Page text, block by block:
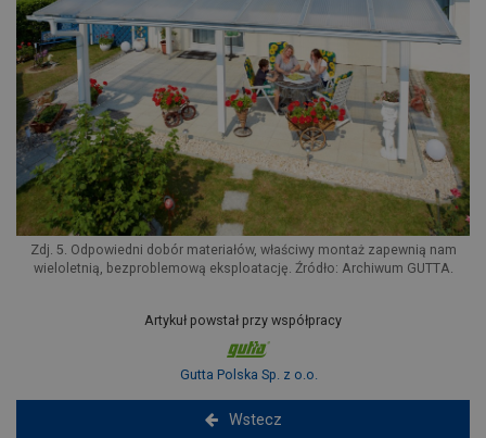
Zdj. 5. Odpowiedni dobór materiałów, właściwy montaż zapewnią nam
wieloletnią, bezproblemową eksploatację. Źródło: Archiwum GUTTA.
Artykuł powstał przy współpracy
Gutta Polska Sp. z o.o.
Wstecz